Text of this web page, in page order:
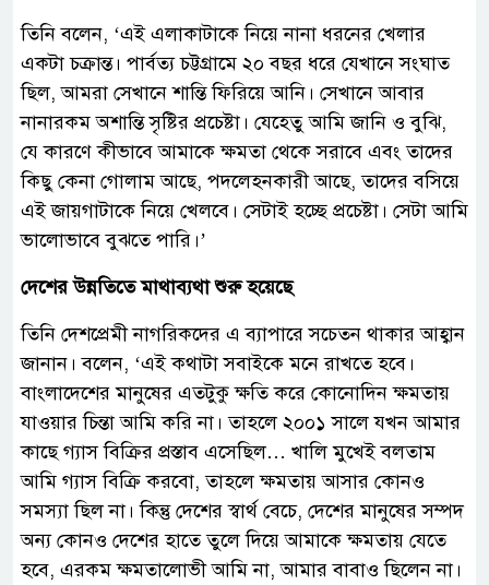
তিনি বলেন, ‘এই এলাকাটাকে নিয়ে নানা ধরনের খেলার
একটা চক্রান্ত। পার্বত্য চট্টগ্রামে ২০ বছর ধরে যেখানে সংঘাত
ছিল, আমরা সেখানে শান্তি ফিরিয়ে আনি। সেখানে আবার
নানারকম অশান্তি সৃষ্টির প্রচেষ্টা। যেহেতু আমি জানি ও বুঝি,
যে কারণে কীভাবে আমাকে ক্ষমতা থেকে সরাবে এবং তাদের
কিছু কেনা গোলাম আছে, পদলেহনকারী আছে, তাদের বসিয়ে
এই জায়গাটাকে নিয়ে খেলবে। সেটাই হচ্ছে প্রচেষ্টা। সেটা আমি
ভালোভাবে বুঝতে পারি।’
দেশের উন্নতিতে মাথাব্যথা শুরু হয়েছে
তিনি দেশপ্রেমী নাগরিকদের এ ব্যাপারে সচেতন থাকার আহ্বান
জানান। বলেন, ‘এই কথাটা সবাইকে মনে রাখতে হবে।
বাংলাদেশের মানুষের এতটুকু ক্ষতি করে কোনোদিন ক্ষমতায়
যাওয়ার চিন্তা আমি করি না। তাহলে ২০০১ সালে যখন আমার
কাছে গ্যাস বিক্রির প্রস্তাব এসেছিল… খালি মুখেই বলতাম
আমি গ্যাস বিক্রি করবো, তাহলে ক্ষমতায় আসার কোনও
সমস্যা ছিল না। কিন্তু দেশের স্বার্থ বেচে, দেশের মানুষের সম্পদ
অন্য কোনও দেশের হাতে তুলে দিয়ে আমাকে ক্ষমতায় যেতে
হবে, এরকম ক্ষমতালোভী আমি না, আমার বাবাও ছিলেন না।